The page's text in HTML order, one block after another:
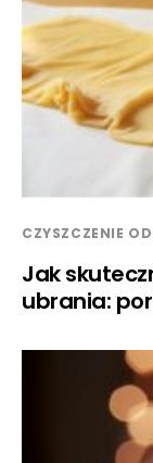
CZYSZCZENIE
Jak
ubrania: